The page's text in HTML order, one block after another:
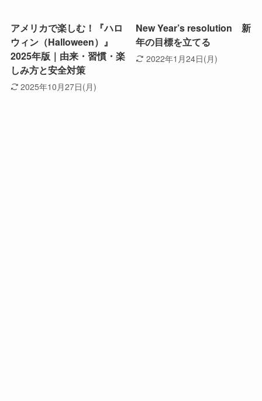
アメリカで楽しむ！『ハロ
ウィン（Halloween）』
2025年版｜由来・習慣・楽
しみ方と安全対策
2025年10月27日(月)
New Year’s resolution 新
年の目標を立てる
2022年1月24日(月)